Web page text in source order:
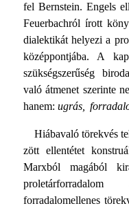
fel Bernstein. Engels
Feuerbachról írott
dialektikát helyezi a
középpontjába. A
szükségszerűség
való átmenet szerinte
hanem: ugrás,
Hiábavaló törekvés
zött ellentétet
Marx­ból magából
forradalomellenes